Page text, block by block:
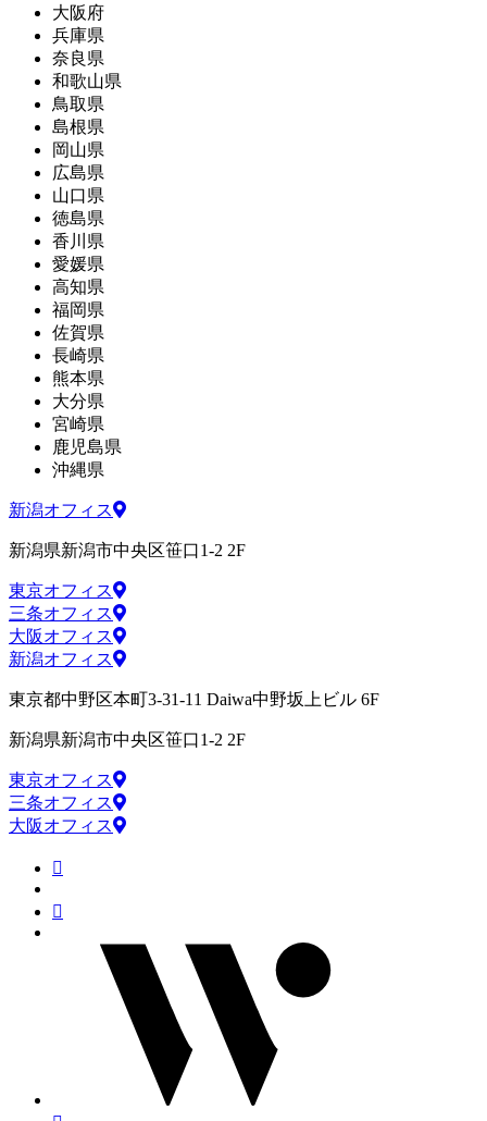
大阪府
兵庫県
奈良県
和歌山県
鳥取県
島根県
岡山県
広島県
山口県
徳島県
香川県
愛媛県
高知県
福岡県
佐賀県
長崎県
熊本県
大分県
宮崎県
鹿児島県
沖縄県
新潟オフィス
新潟県新潟市中央区笹口1-2 2F
東京オフィス
三条オフィス
大阪オフィス
新潟オフィス
東京都中野区本町3-31-11 Daiwa中野坂上ビル 6F
新潟県新潟市中央区笹口1-2 2F
東京オフィス
三条オフィス
大阪オフィス